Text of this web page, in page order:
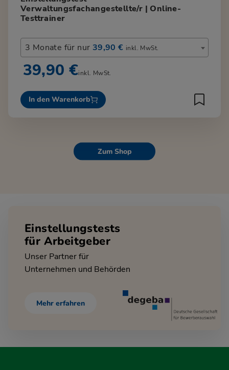
Verwaltungsfachangestellte/r | Online-
Testtrainer
3 Monate für nur 39,90 € inkl. MwSt.
39,90 €inkl. MwSt.
In den Warenkorb
Zum Shop
Einstellungstests
für Arbeitgeber
Unser Partner für
Unternehmen und Behörden
Mehr erfahren